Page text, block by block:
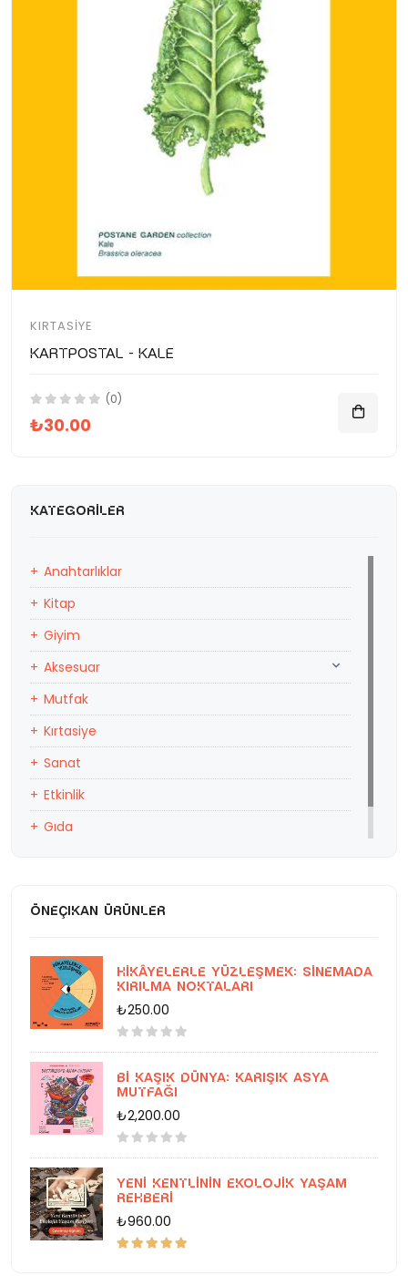
KIRTASIYE
Kartpostal - Kale
(0)
₺30.00
KATEGORILER
Anahtarlıklar
Kitap
Giyim
Aksesuar
Mutfak
Kırtasiye
Sanat
Etkinlik
Gıda
ÖNEÇIKAN ÜRÜNLER
Hikâyelerle Yüzleşmek: Sinemada
Kırılma Noktaları
₺250.00
Bi Kaşık Dünya: Karışık Asya
Mutfağı
₺2,200.00
Yeni Kentlinin Ekolojik Yaşam
Rehberi
₺960.00